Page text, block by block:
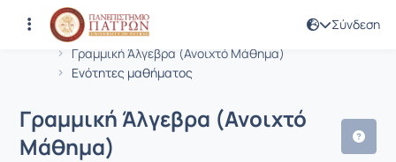
Σύνδεση
Αρχική Σελίδα
Γραμμική Άλγεβρα (Ανοιχτό Μάθημα)
Ενότητες μαθήματος
Μάθημα : Γραμμική Άλγεβρα
Κωδικός : CEID1097
Γραμμική Άλγεβρα (Ανοιχτό
Μάθημα)